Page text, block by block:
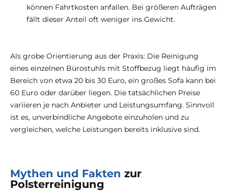
können Fahrtkosten anfallen. Bei größeren Aufträgen
fällt dieser Anteil oft weniger ins Gewicht.
Als grobe Orientierung aus der Praxis: Die Reinigung
eines einzelnen Bürostuhls mit Stoffbezug liegt häufig im
Bereich von etwa 20 bis 30 Euro, ein großes Sofa kann bei
60 Euro oder darüber liegen. Die tatsächlichen Preise
variieren je nach Anbieter und Leistungsumfang. Sinnvoll
ist es, unverbindliche Angebote einzuholen und zu
vergleichen, welche Leistungen bereits inklusive sind.
Mythen und Fakten zur
Polsterreinigung